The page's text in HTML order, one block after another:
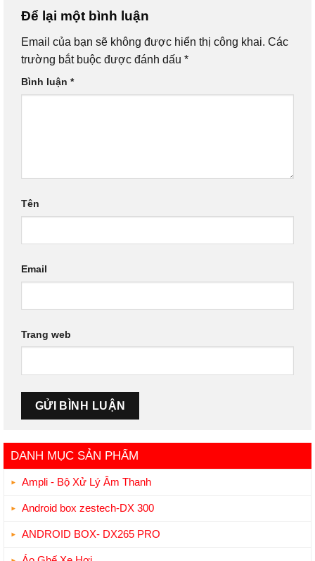
DANH MỤC SẢN PHẨM
Ampli - Bộ Xử Lý Âm Thanh
Android box zestech-DX 300
ANDROID BOX- DX265 PRO
Để lại một bình luận
Email của bạn sẽ không được hiển thị công khai. Các
trường bắt buộc được đánh dấu *
Bình luận *
Tên
Email
Trang web